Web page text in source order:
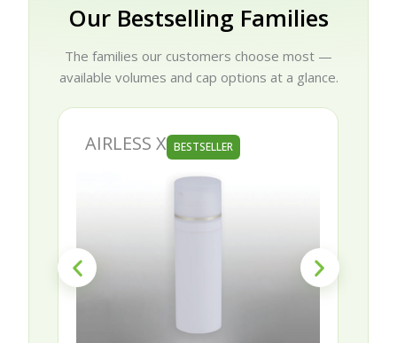
Our Bestselling Families
The families our customers choose most —
available volumes and cap options at a glance.
AIRLESS X BESTSELLER